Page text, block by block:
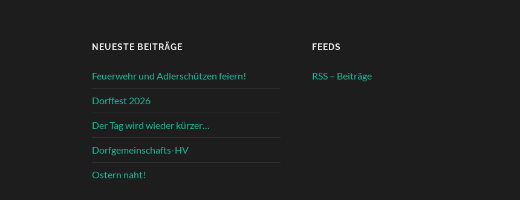
NEUESTE BEITRÄGE
Feuerwehr und Adlerschützen feiern!
Dorffest 2026
Der Tag wird wieder kürzer…
Dorfgemeinschafts-HV
Ostern naht!
FEEDS
RSS – Beiträge